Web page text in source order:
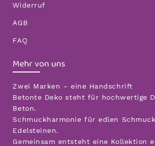
Widerruf
AGB
FAQ
Mehr von uns
Zwei Marken – eine Handschrift
Betonte Deko steht für hochwertige
Beton.
Schmuckharmonie für edlen
Edelsteinen.
Gemeinsam entsteht eine Kollektion